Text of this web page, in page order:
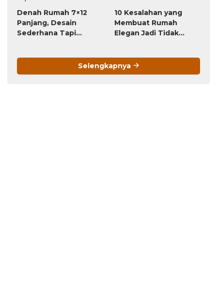
Denah Rumah 7×12
Panjang, Desain
Sederhana Tapi
10 Kesalahan yang
Membuat Rumah
Elegan Jadi Tidak
Selengkapnya